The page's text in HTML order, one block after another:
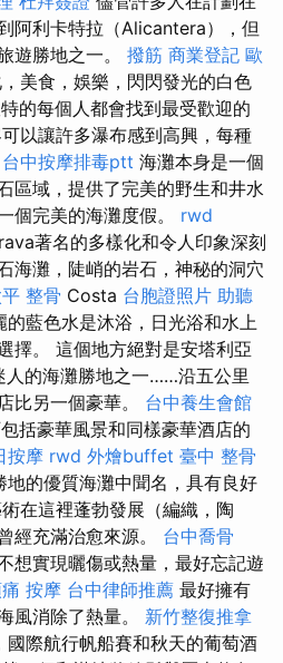
阿利卡特拉（Alicantera），但
遊勝地之一。 撥筋 商業登記 歐
美食，娛樂，閃閃發光的白色
的每個人都會找到最受歡迎的
以讓許多瀑布感到高興，每種
台中按摩排毒ptt 海灘本身是一個
區域，提供了完美的野生和井水
個完美的海灘度假。 rwd
著名的多樣化和令人印象深刻
海灘，陡峭的岩石，神秘的洞穴
整骨 Costa 台胞證照片 助聽
的藍色水是沐浴，日光浴和水上
擇。 這個地方絕對是安塔利亞
人的海灘勝地之一……沿五公里
比另一個豪華。 台中養生會館
括豪華風景和同樣豪華酒店的
按摩 rwd 外燴buffet 臺中 整骨
地的優質海灘中聞名，具有良好
在這裡蓬勃發展（編織，陶
經充滿治愈來源。 台中喬骨
想實現曬傷或熱量，最好忘記遊
按摩 台中律師推薦 最好擁有
風消除了熱量。 新竹整復推拿
國際航行帆船賽和秋天的葡萄酒